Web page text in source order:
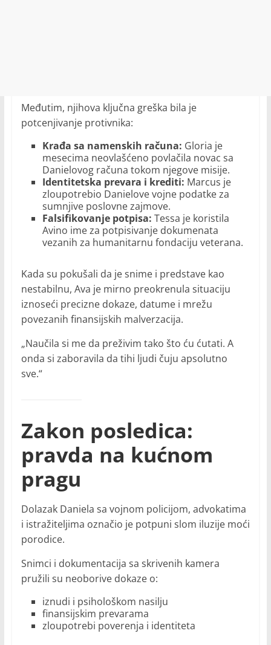
Međutim, njihova ključna greška bila je
potcenjivanje protivnika:
Krađa sa namenskih računa: Gloria je
mesecima neovlašćeno povlačila novac sa
Danielovog računa tokom njegove misije.
Identitetska prevara i krediti: Marcus je
zloupotrebio Danielove vojne podatke za
sumnjive poslovne zajmove.
Falsifikovanje potpisa: Tessa je koristila
Avino ime za potpisivanje dokumenata
vezanih za humanitarnu fondaciju veterana.
Kada su pokušali da je snime i predstave kao
nestabilnu, Ava je mirno preokrenula situaciju
iznoseći precizne dokaze, datume i mrežu
povezanih finansijskih malverzacija.
„Naučila si me da preživim tako što ću ćutati. A
onda si zaboravila da tihi ljudi čuju apsolutno
sve.“
Zakon posledica:
pravda na kućnom
pragu
Dolazak Daniela sa vojnom policijom, advokatima
i istražiteljima označio je potpuni slom iluzije moći
porodice.
Snimci i dokumentacija sa skrivenih kamera
pružili su neoborive dokaze o:
iznudi i psihološkom nasilju
finansijskim prevarama
zloupotrebi poverenja i identiteta